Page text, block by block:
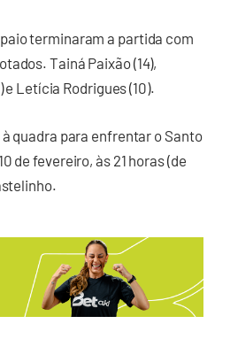
terminaram a partida com
Tainá Paixão (14),
e Letícia Rodrigues (10).
quadra para enfrentar o Santo
de fevereiro, às 21 horas (de